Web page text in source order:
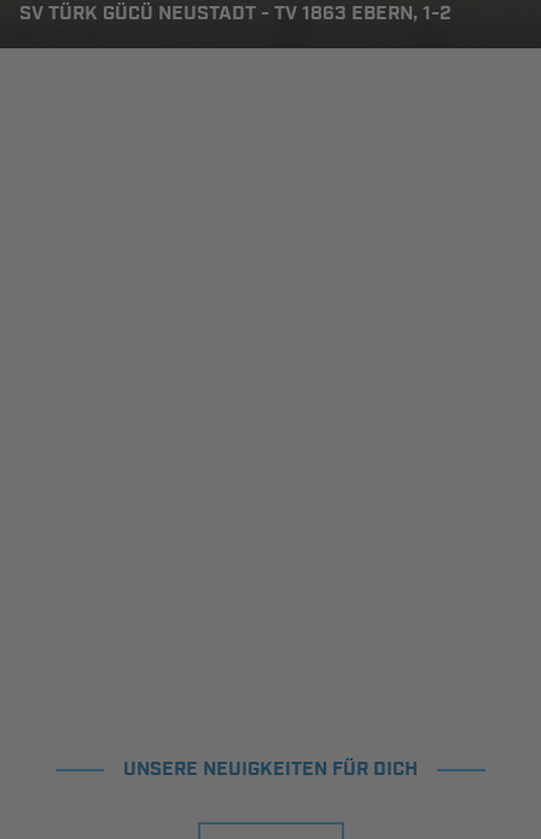
SV TÜRK GÜCÜ NEUSTADT - TV 1863 EBERN, 1-2
UNSERE NEUIGKEITEN FÜR DICH